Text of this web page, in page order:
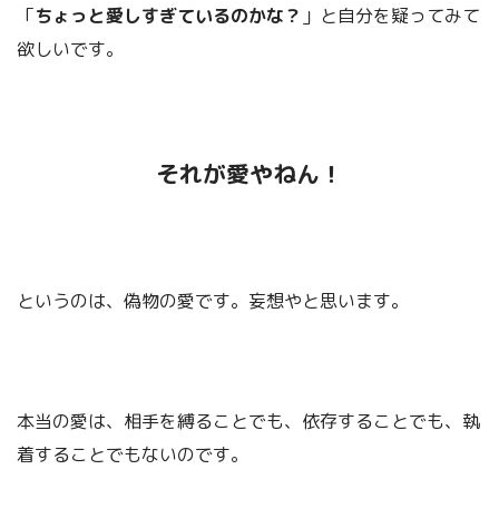
バルタザール・グラシアン「賢人の知
「ちょっと愛しすぎているのかな？ 」と自分を疑ってみて
欲しいです。
それが愛やねん！
というのは、偽物の愛です。妄想やと思います。
本当の愛は、相手を縛ることでも、依存することでも、執
着することでもないのです。